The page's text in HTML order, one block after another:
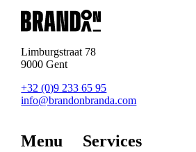
Limburgstraat 78
9000 Gent
+32 (0)9 233 65 95
info@brandonbranda.com
Menu Services